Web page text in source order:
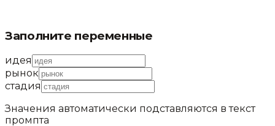
Заполните переменные
идея
рынок
стадия
Значения автоматически подставляются в текст
промпта